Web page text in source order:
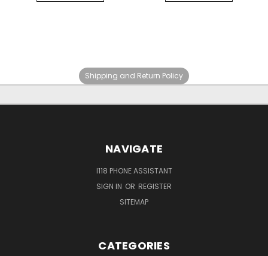
Shipping and Return Policy
NAVIGATE
I118 PHONE ASSISTANT
SIGN IN OR REGISTER
SITEMAP
CATEGORIES